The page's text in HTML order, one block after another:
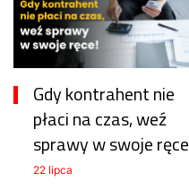
Gdy kontrahent nie
płaci na czas, weź
sprawy w swoje ręce
22 lipca